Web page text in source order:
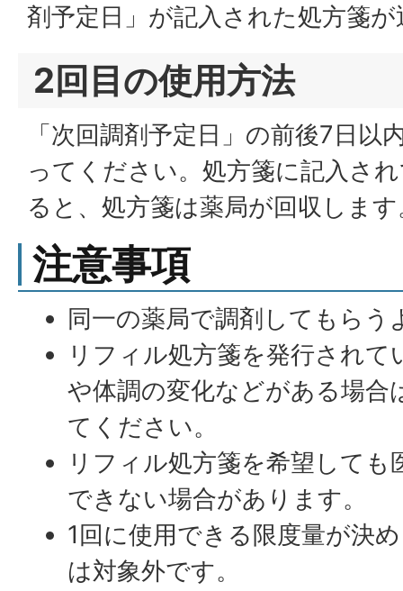
剤予定日」が記入された処方箋
2回目の使用方法
「次回調剤予定日」の前後7日以
ってください。処方箋に記入さ
ると、処方箋は薬局が回収しま
注意事項
同一の薬局で調剤してもら
リフィル処方箋を発行され
や体調の変化などがある場合
てください。
リフィル処方箋を希望しても
できない場合があります。
1回に使用できる限度量が決
は対象外です。